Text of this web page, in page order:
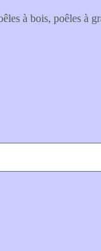
à bois, poêles à